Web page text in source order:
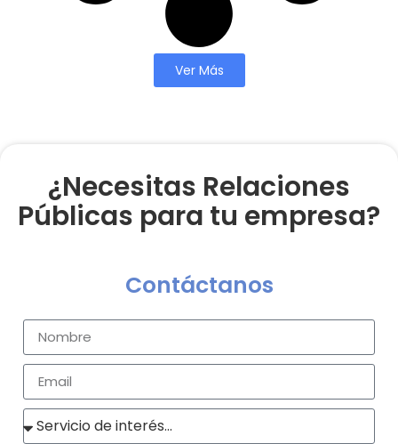
Ver Más
¿Necesitas Relaciones
Públicas para tu empresa?
Contáctanos